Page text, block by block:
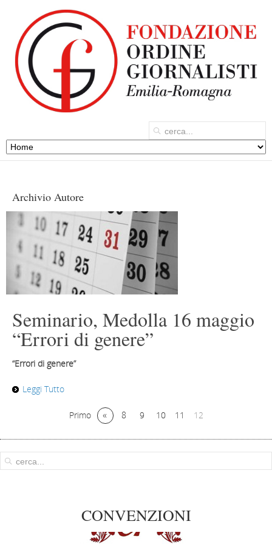
Archivio Autore
Seminario, Medolla 16 maggio
“Errori di genere”
“Errori di genere”
Leggi Tutto
Primo « 8 9 10 11 12
CONVENZIONI